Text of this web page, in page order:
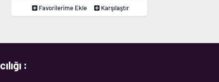
Favorilerime Ekle Karşılaştır
: